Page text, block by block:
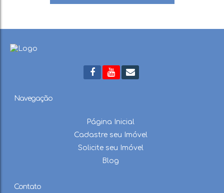
Navegação
Página Inicial
Cadastre seu Imóvel
Solicite seu Imóvel
Blog
Contato